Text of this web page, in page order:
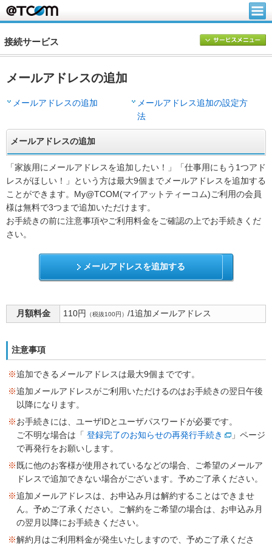
接続サービス
メールアドレスの追加
メールアドレスの追加
メールアドレス追加の設定方
法
メールアドレスの追加
「家族用にメールアドレスを追加したい！」「仕事用にもう1つアド
レスがほしい！」という方は最大9個までメールアドレスを追加する
ことができます。My@TCOM(マイアットティーコム)ご利用の会員
様は無料で3つまで追加いただけます。
お手続きの前に注意事項やご利用料金をご確認の上でお手続きくだ
さい。
メールアドレスを追加する
月額料金 110円 （税抜100円） /1追加メールアドレス
注意事項
※追加できるメールアドレスは最大9個までです。
※追加メールアドレスがご利用いただけるのはお手続きの翌日午後
以降になります。
※ お手続きには、ユーザIDとユーザパスワードが必要です。
ご不明な場合は「 登録完了のお知らせの再発行手続き
」ページ
で再発行をお願いします。
※ 既に他のお客様が使用されているなどの場合、ご希望のメールア
ドレスで追加できない場合がございます。予めご了承ください。
※追加メールアドレスは、お申込み月は解約することはできませ
ん。予めご了承ください。ご解約をご希望の場合は、お申込み月
の翌月以降にお手続きください。
※解約月はご利用料金が発生いたしますので、予めご了承くださ